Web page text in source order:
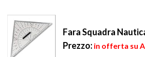
Fara Squadra
Prezzo: in offerta su